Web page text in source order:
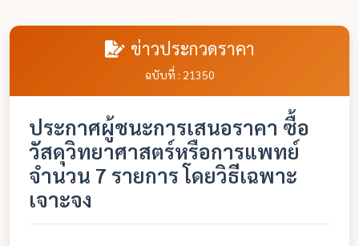
ข่าวประกวดราคา
ฉบับที่ : 21350
ประกาศผู้ชนะการเสนอราคา ซื้อ
วัสดุวิทยาศาสตร์หรือการแพทย์
จำนวน 7 รายการ โดยวิธีเฉพาะ
เจาะจง